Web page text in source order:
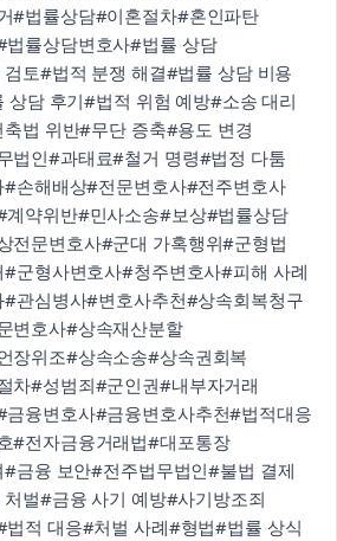
#법률상담#이혼절차#혼인파탄
법률상담변호사#법률 상담
토#법적 분쟁 해결#법률 상담 비용
상담 후기#법적 위험 예방#소송 대리
법 위반#무단 증축#용도 변경
법인#과태료#철거 명령#법정 다툼
#손해배상#전문변호사#전주변호사
계약위반#민사소송#보상#법률상담
전문변호사#군대 가혹행위#군형법
#군형사변호사#청주변호사#피해 사례
#관심병사#변호사추천#상속회복청구
변호사#상속재산분할
장위조#상속소송#상속권회복
차#성범죄#군인권#내부자거래
금융변호사#금융변호사추천#법적대응
#전자금융거래법#대포통장
#금융 보안#전주법무법인#불법 결제
벌#금융 사기 예방#사기방조죄
법적 대응#처벌 사례#형법#법률 상식